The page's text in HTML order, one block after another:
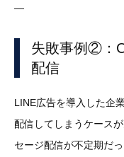
—
失敗事例②：
配信
LINE広告を導入した企
配信してしまうケース
セージ配信が不定期だ